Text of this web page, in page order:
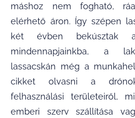
máshoz nem fogható,
elérhető áron. Így szépen
két évben bekúsztak
mindennapjainkba, a
lassacskán még a
cikket olvasni a
felhasználási területeiről,
emberi szerv szállítása